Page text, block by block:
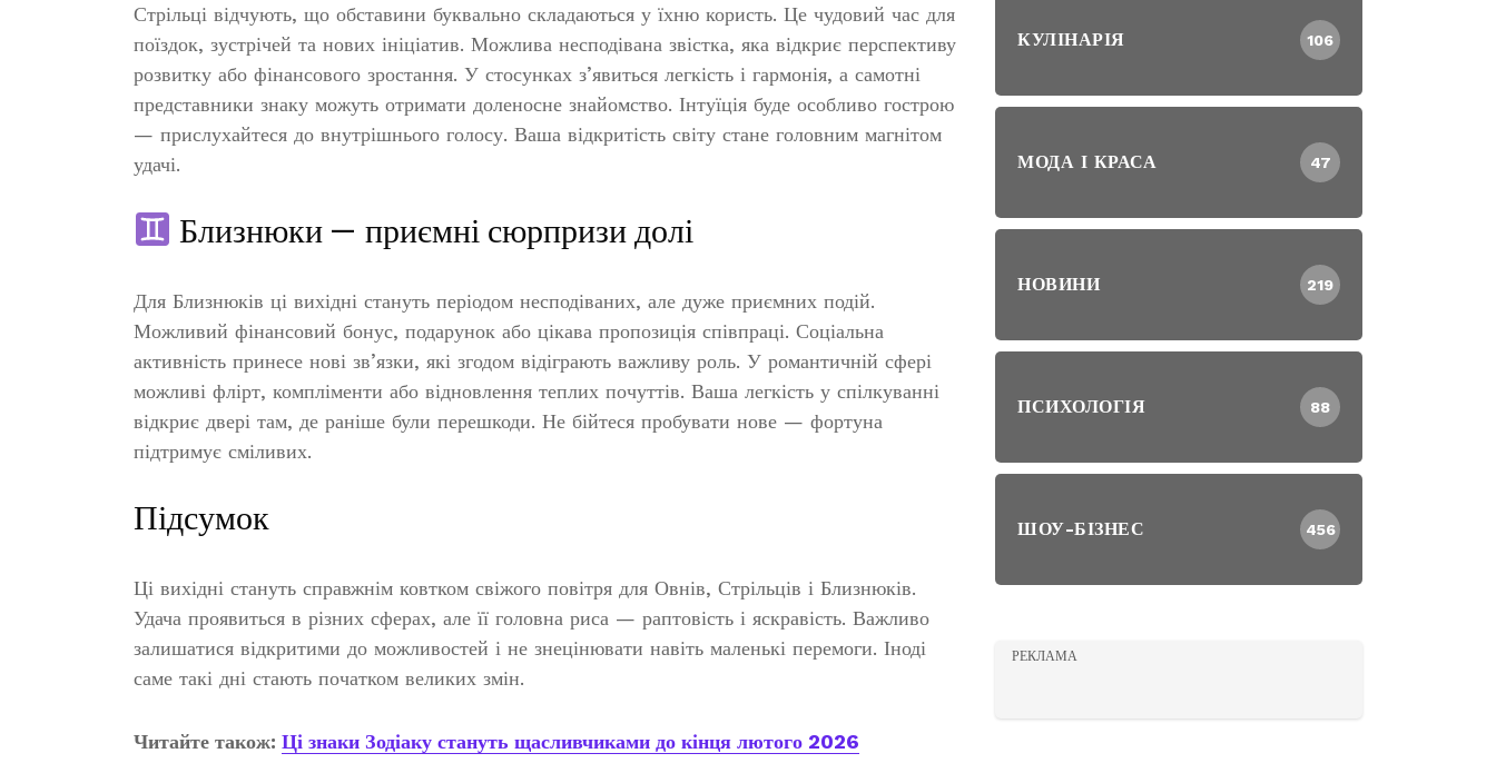
Стрільці відчують, що обставини буквально складаються у їхню користь. Це чудовий час для
поїздок, зустрічей та нових ініціатив. Можлива несподівана звістка, яка відкриє перспективу
розвитку або фінансового зростання. У стосунках з’явиться легкість і гармонія, а самотні
представники знаку можуть отримати доленосне знайомство. Інтуїція буде особливо гострою
— прислухайтеся до внутрішнього голосу. Ваша відкритість світу стане головним магнітом
удачі.
Близнюки — приємні сюрпризи долі
Для Близнюків ці вихідні стануть періодом несподіваних, але дуже приємних подій.
Можливий фінансовий бонус, подарунок або цікава пропозиція співпраці. Соціальна
активність принесе нові зв’язки, які згодом відіграють важливу роль. У романтичній сфері
можливі флірт, компліменти або відновлення теплих почуттів. Ваша легкість у спілкуванні
відкриє двері там, де раніше були перешкоди. Не бійтеся пробувати нове — фортуна
підтримує сміливих.
Підсумок
Ці вихідні стануть справжнім ковтком свіжого повітря для Овнів, Стрільців і Близнюків.
Удача проявиться в різних сферах, але її головна риса — раптовість і яскравість. Важливо
залишатися відкритими до можливостей і не знецінювати навіть маленькі перемоги. Іноді
саме такі дні стають початком великих змін.
Читайте також: Ці знаки Зодіаку стануть щасливчиками до кінця лютого 2026
КУЛІНАРІЯ 106
МОДА І КРАСА 47
НОВИНИ 219
ПСИХОЛОГІЯ 88
ШОУ-БІЗНЕС 456
РЕКЛАМА